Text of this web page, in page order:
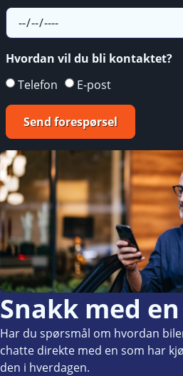
Hvordan vil du bli kontaktet?
Telefon
E-post
Send forespørsel
Snakk med
Har du spørsmål om hvordan
chatte direkte med en som har
den i hverdagen.